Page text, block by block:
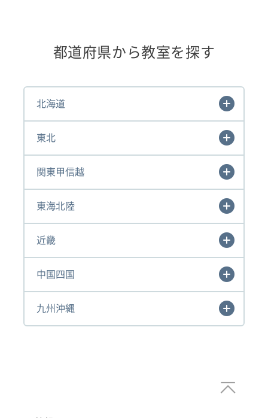
都道府県から教室を探す
北海道
東北
関東甲信越
東海北陸
近畿
中国四国
九州沖縄